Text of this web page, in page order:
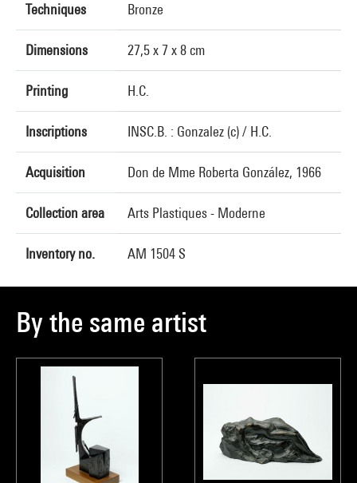
Techniques Bronze
Dimensions 27,5 x 7 x 8 cm
Printing H.C.
Inscriptions INSC.B. : Gonzalez (c) / H.C.
Acquisition Don de Mme Roberta González, 1966
Collection area Arts Plastiques - Moderne
Inventory no. AM 1504 S
By the same artist